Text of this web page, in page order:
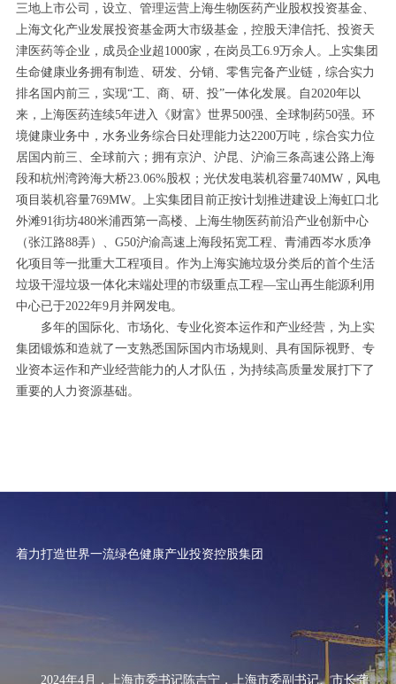
三地上市公司，设立、管理运营上海生物医药产业股权投资基金、
上海文化产业发展投资基金两大市级基金，控股天津信托、投资天
津医药等企业，成员企业超1000家，在岗员工6.9万余人。上实集团
生命健康业务拥有制造、研发、分销、零售完备产业链，综合实力
排名国内前三，实现“工、商、研、投”一体化发展。自2020年以
来，上海医药连续5年进入《财富》世界500强、全球制药50强。环
境健康业务中，水务业务综合日处理能力达2200万吨，综合实力位
居国内前三、全球前六；拥有京沪、沪昆、沪渝三条高速公路上海
段和杭州湾跨海大桥23.06%股权；光伏发电装机容量740MW，风电
项目装机容量769MW。上实集团目前正按计划推进建设上海虹口北
外滩91街坊480米浦西第一高楼、上海生物医药前沿产业创新中心
（张江路88弄）、G50沪渝高速上海段拓宽工程、青浦西岑水质净
化项目等一批重大工程项目。作为上海实施垃圾分类后的首个生活
垃圾干湿垃圾一体化末端处理的市级重点工程—宝山再生能源利用
中心已于2022年9月并网发电。
多年的国际化、市场化、专业化资本运作和产业经营，为上实
集团锻炼和造就了一支熟悉国际国内市场规则、具有国际视野、专
业资本运作和产业经营能力的人才队伍，为持续高质量发展打下了
重要的人力资源基础。
着力打造世界一流绿色健康产业投资控股集团
2024年4月，上海市委书记陈吉宁，上海市委副书记、市长龚